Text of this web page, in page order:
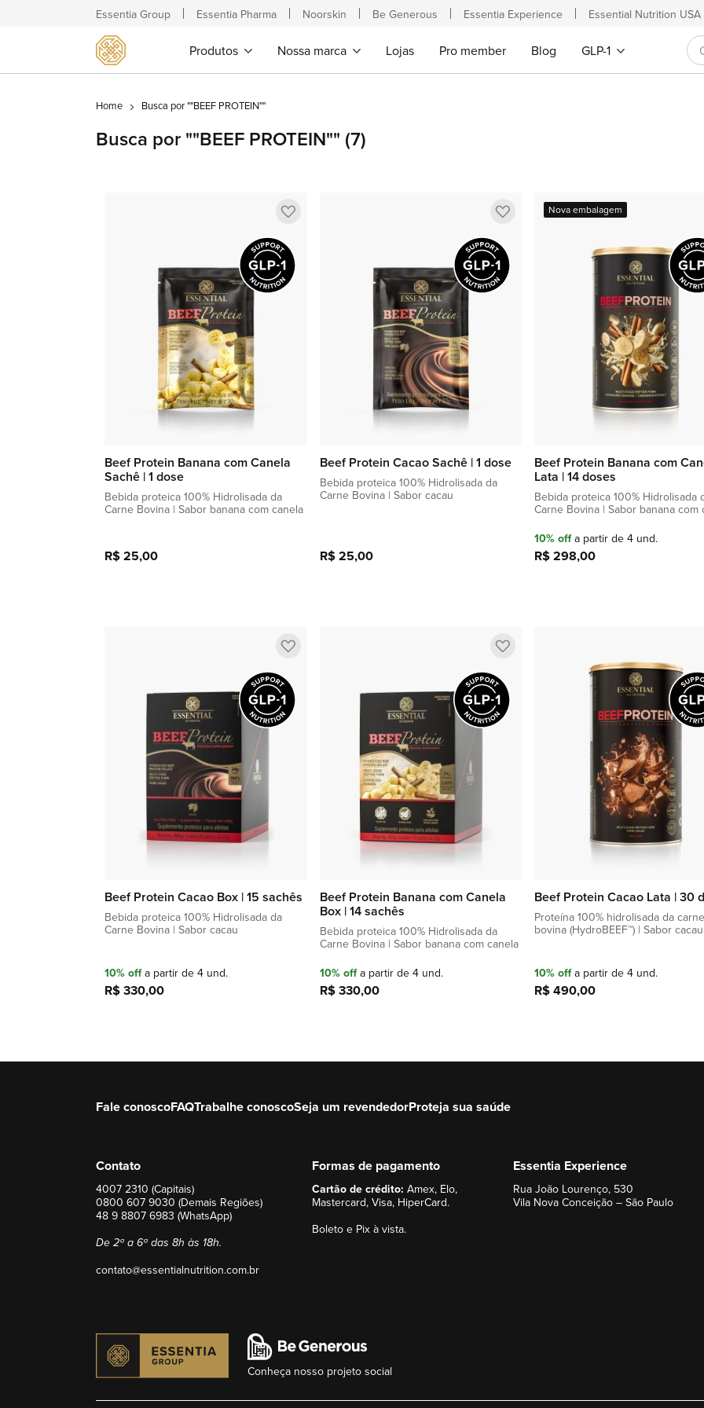
Produtos Nossa marca Lojas Pro member Blog GLP-1
Home Busca por ""BEEF PROTEIN""
Busca por ""BEEF PROTEIN"" (7)
Adicionar
lista
de
Beef Protein Banana com Canela
Sachê | 1 dose
Bebida proteica 100% Hidrolisada da
Carne Bovina | Sabor banana com canela
R$ 25,00
Adicionar
lista
de
Beef Protein Cacao Sachê | 1 dose
Bebida proteica 100% Hidrolisada da
Carne Bovina | Sabor cacau
R$ 25,00
Nova embalagem
Beef Protein Banana com
Lata | 14 doses
Bebida proteica 100% Hidrolisada
Carne Bovina | Sabor banana com
10% offa partir de 4 und.
R$ 298,00
Adicionar
lista
de
Beef Protein Cacao Box | 15 sachês
Bebida proteica 100% Hidrolisada da
Carne Bovina | Sabor cacau
10% offa partir de 4 und.
R$ 330,00
Adicionar à sacola
Adicionar
lista
de
Beef Protein Banana com Canela
Box | 14 sachês
Bebida proteica 100% Hidrolisada da
Carne Bovina | Sabor banana com canela
10% offa partir de 4 und.
R$ 330,00
Adicionar à sacola
Beef Protein Cacao Lata | 30
Proteína 100% hidrolisada da carne
bovina (HydroBEEF­™) | Sabor cacau
10% offa partir de 4 und.
R$ 490,00
Adicionar à sacola
Contato
4007 2310 (Capitais)
0800 607 9030 (Demais Regiões)
48 9 8807 6983 (WhatsApp)
De 2ª a 6ª das 8h às 18h.
contato@essentialnutrition.com.br
Formas de pagamento
Cartão de crédito: Amex, Elo,
Mastercard, Visa, HiperCard.
Boleto e Pix à vista.
Essentia Experience
Rua João Lourenço, 530
Vila Nova Conceição – São Paulo
Fale conoscoFAQTrabalhe conoscoSeja um revendedorProteja sua saúde
Conheça nosso projeto social
Essentia Group Essentia Pharma Noorskin Be Generous Essentia Experience Essential Nutrition USA